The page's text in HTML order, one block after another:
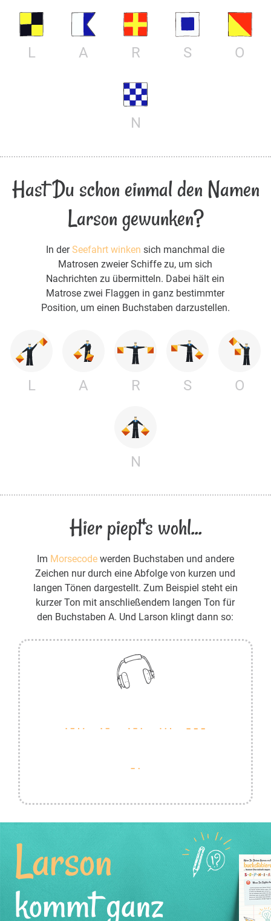
L A R S O
N
Hast Du schon einmal den Namen
Larson gewunken?
In derSeefahrt winken sich manchmal die
Matrosen zweier Schiffe zu, um sich
Nachrichten zu übermitteln. Dabei hält ein
Matrose zwei Flaggen in ganz bestimmter
Position, um einen Buchstaben darzustellen.
L A R S O
N
Hier piept's wohl...
Im Morsecodewerden Buchstaben und andere
Zeichen nur durch eine Abfolge von kurzen und
langen Tönen dargestellt. Zum Beispiel steht ein
kurzer Ton mit anschließendem langen Ton für
den Buchstaben A. Und Larson klingt dann so:
Larson
kommt ganz